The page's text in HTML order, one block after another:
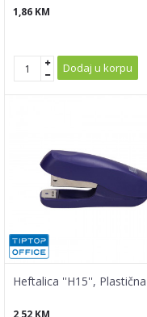
1,86 KM
Dodaj u korpu
Heftalica ''H15'', Plastična
2,52 KM